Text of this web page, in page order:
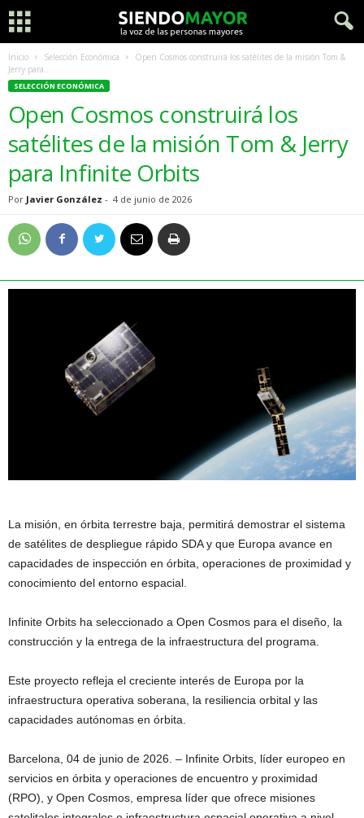
Inicio Selección Económica
Open Cosmos construirá los satélites de la misión Tom &
Jerry para...
SELECCIÓN ECONÓMICA
Open Cosmos construirá los
satélites de la misión Tom & Jerry
para Infinite Orbits
Por Javier González - 4 de junio de 2026
La misión, en órbita terrestre baja, permitirá demostrar el sistema
de satélites de despliegue rápido SDA y que Europa avance en
capacidades de inspección en órbita, operaciones de proximidad y
conocimiento del entorno espacial.
Infinite Orbits ha seleccionado a Open Cosmos para el diseño, la
construcción y la entrega de la infraestructura del programa.
Este proyecto refleja el creciente interés de Europa por la
infraestructura operativa soberana, la resiliencia orbital y las
capacidades autónomas en órbita.
Barcelona, 04 de junio de 2026. – Infinite Orbits, líder europeo en
servicios en órbita y operaciones de encuentro y proximidad
(RPO), y Open Cosmos, empresa líder que ofrece misiones